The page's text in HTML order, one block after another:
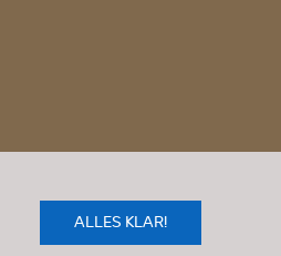
ALLES KLAR!